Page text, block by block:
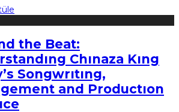
the Beat:
Chınaza Kıng
Songwrıtıng,
and Productıon